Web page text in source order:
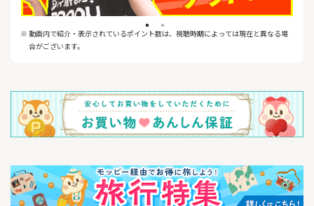
※ 動画内で紹介・表示されているポイント数は、視聴時期によっては現在と異なる場
合がございます。